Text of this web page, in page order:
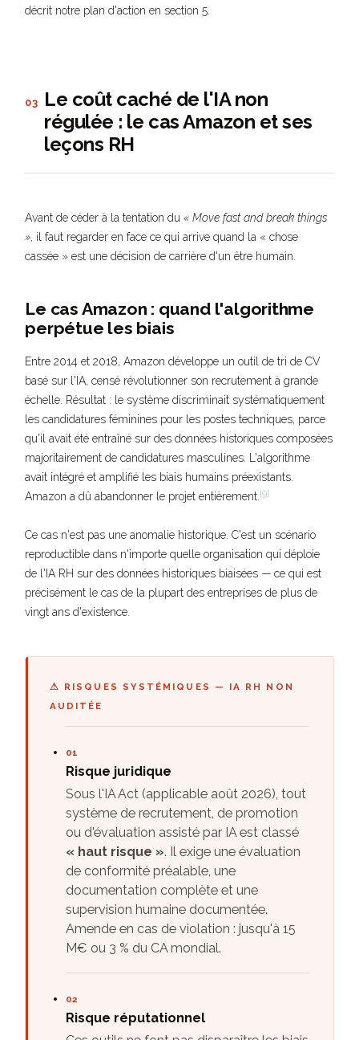
décrit notre plan d'action en section 5.
03
Le coût caché de l'IA non
régulée : le cas Amazon et ses
leçons RH
Avant de céder à la tentation du« Move fast and break things
», il faut regarder en face ce qui arrive quand la « chose
cassée » est une décision de carrière d'un être humain.
Le cas Amazon : quand l'algorithme
perpétue les biais
Entre 2014 et 2018, Amazon développe un outil de tri de CV
basé sur l'IA, censé révolutionner son recrutement à grande
échelle. Résultat : le système discriminait systématiquement
les candidatures féminines pour les postes techniques, parce
qu'il avait été entraîné sur des données historiques composées
majoritairement de candidatures masculines. L'algorithme
avait intégré et amplifié les biais humains préexistants.
Amazon a dû abandonner le projet entièrement.[9]
Ce cas n'est pas une anomalie historique. C'est un scénario
reproductible dans n'importe quelle organisation qui déploie
de l'IA RH sur des données historiques biaisées — ce qui est
précisément le cas de la plupart des entreprises de plus de
vingt ans d'existence.
⚠ RISQUES SYSTÉMIQUES — IA RH NON
AUDITÉE
01
Risque juridique
Sous l'IA Act (applicable août 2026), tout
système de recrutement, de promotion
ou d'évaluation assisté par IA est classé
« haut risque ». Il exige une évaluation
de conformité préalable, une
documentation complète et une
supervision humaine documentée.
Amende en cas de violation : jusqu'à 15
M€ ou 3 % du CA mondial.
02
Risque réputationnel